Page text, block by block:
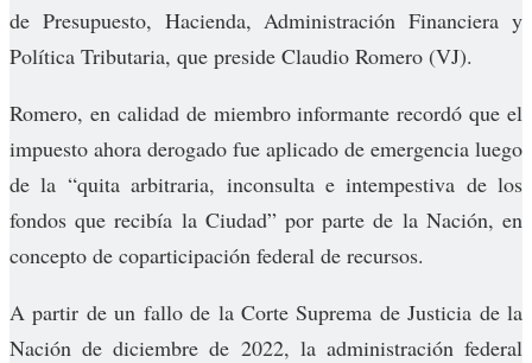
de Presupuesto, Hacienda, Administración Financiera y
Política Tributaria, que preside Claudio Romero (VJ).
Romero, en calidad de miembro informante recordó que el
impuesto ahora derogado fue aplicado de emergencia luego
de la “quita arbitraria, inconsulta e intempestiva de los
fondos que recibía la Ciudad” por parte de la Nación, en
concepto de coparticipación federal de recursos.
A partir de un fallo de la Corte Suprema de Justicia de la
Nación de diciembre de 2022, la administración federal